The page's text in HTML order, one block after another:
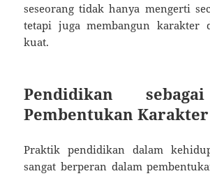
seseorang tidak hanya mengerti
tetapi juga membangun karakter
kuat.
Pendidikan
Pembentukan Karakter
Praktik pendidikan dalam
sangat berperan dalam